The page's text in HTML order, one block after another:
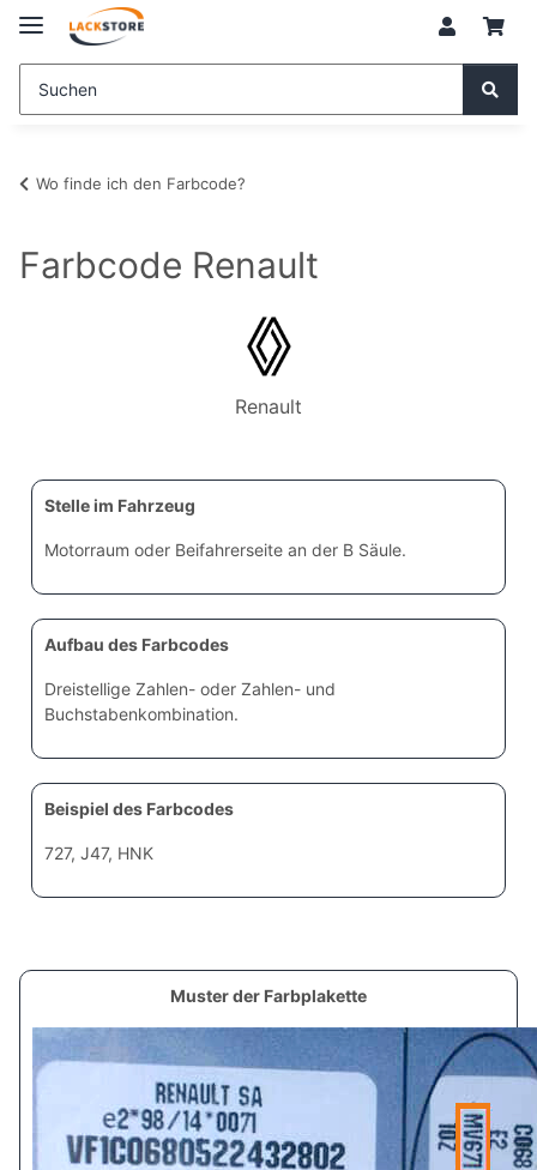
Wo finde ich den Farbcode?
Farbcode Renault
Renault
Stelle im Fahrzeug
Motorraum oder Beifahrerseite an der B Säule.
Aufbau des Farbcodes
Dreistellige Zahlen- oder Zahlen- und
Buchstabenkombination.
Beispiel des Farbcodes
727, J47, HNK
Muster der Farbplakette